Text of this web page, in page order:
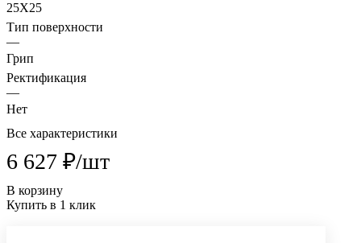
25X25
Тип поверхности
—
Грип
Ректификация
—
Нет
Все характеристики
6 627 ₽/шт
В корзину
Купить в 1 клик